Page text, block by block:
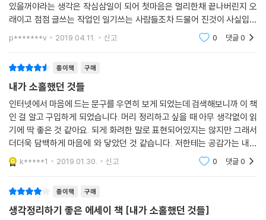
내가 누군지 나의 존재를 깨닫고 싶은데 그게 잘 되지 않아 힘들었어요. 이
책이 던지는 ‘나는 어떤 사람일까?’라는 질문이 좋은 것 같아요.
마음에 사무치는 글이에요. 소중한 사람에게 선물하고 싶은 글귀들이에요.
흘려보내듯 바쁜 삶을 사는 동안 잠시 머물러 잔잔히 가슴속에 들어오는
그런 글이네요.
삶에서 중요한 것을 놓치고 있다는 생각이 들 때 읽으면 참 도움이 될 것 같
은 책이네요.
관계의 문제로 고민하고 있었는데, 글을 읽고 고민에 대한 답을 찾았습니
다. 제 마음을 읽는 듯한 짧은 글들이 마음을 움직이네요.
있을꺼야라는 생각은 작심삼일이 되어 첫마음은 멀리한채 끝나버린지 오
래이고 점점 글쓰는 작업인 일기쓰는 사람들조차 드물어 진것이 사실입니
다. 모든것이 전산으로 데이터화 되고 기술의 발전의 하루하루 달라지는
이 시점에서 자신
p*******v 2019.04.11. 신고 0 댓글0
종이책 구매
내가 소홀했던 것들
인터넷에서 마음에 드는 문구를 우연히 보게 되었는데 검색해보니까 이 책
인 걸 알고 구입하게 되었습니다. 머리 정리하고 싶을 때 아무 생각없이 읽
기에 딱 좋은 것 같아요. 되게 화려한 말로 표현되어있지는 않지만 그래서
더더욱 담백하게 마음에 와 닿았던 것 같습니다. 저한테는 공감가는 내용
들이 많았어요. 사소한 감정들을 잘 표현해 낸 책이라고 생각합니다. 그리
고 너무 앞만보
k*****1 2019.01.30. 신고 0 댓글0
종이책 구매
생각정리하기 좋은 에세이 책 [내가 소홀했던 것들]